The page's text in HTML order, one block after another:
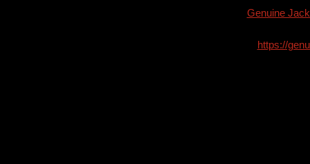
Genuine
https://